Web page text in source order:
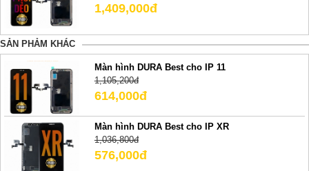
1,409,000đ
SẢN PHẢM KHÁC
Màn hình DURA Best cho IP 11
1,105,200đ
614,000đ
Màn hình DURA Best cho IP XR
1,036,800đ
576,000đ